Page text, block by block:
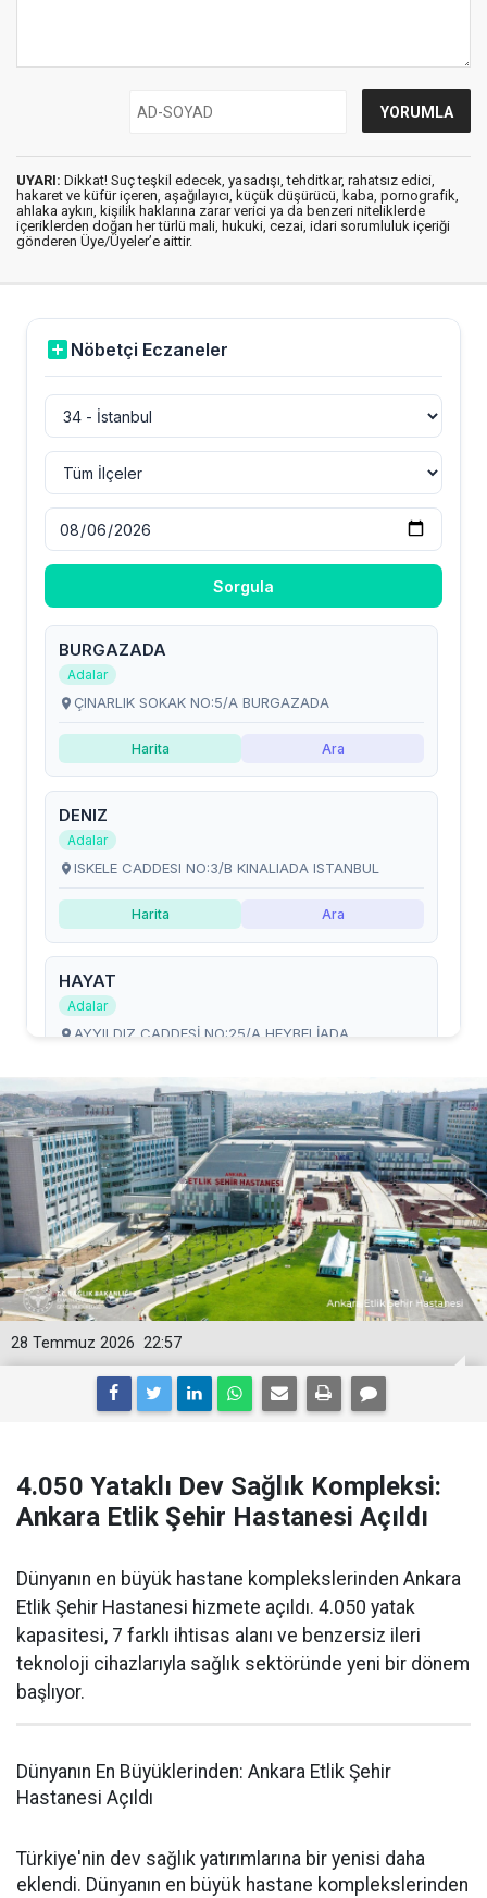
UYARI: Dikkat! Suç teşkil edecek, yasadışı, tehditkar, rahatsız edici,
hakaret ve küfür içeren, aşağılayıcı, küçük düşürücü, kaba, pornografik,
ahlaka aykırı, kişilik haklarına zarar verici ya da benzeri niteliklerde
içeriklerden doğan her türlü mali, hukuki, cezai, idari sorumluluk içeriği
gönderen Üye/Üyeler’e aittir.
22:57
28 Temmuz 2026
4.050 Yataklı Dev Sağlık Kompleksi:
Ankara Etlik Şehir Hastanesi Açıldı
Dünyanın en büyük hastane komplekslerinden Ankara
Etlik Şehir Hastanesi hizmete açıldı. 4.050 yatak
kapasitesi, 7 farklı ihtisas alanı ve benzersiz ileri
teknoloji cihazlarıyla sağlık sektöründe yeni bir dönem
başlıyor.
Dünyanın En Büyüklerinden: Ankara Etlik Şehir
Hastanesi Açıldı
Türkiye'nin dev sağlık yatırımlarına bir yenisi daha
eklendi. Dünyanın en büyük hastane komplekslerinden